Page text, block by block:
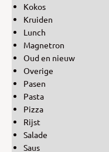
Kokos
Kruiden
Lunch
Magnetron
Oud en nieuw
Overige
Pasen
Pasta
Pizza
Rijst
Salade
Saus